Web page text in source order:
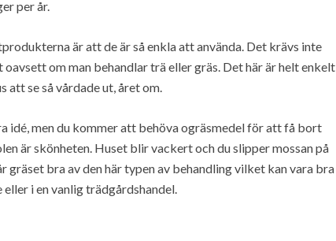
per år.
är att de är så enkla att använda. Det krävs inte
om man behandlar trä eller gräs. Det här är helt enkelt
att se så vårdade ut, året om.
idé, men du kommer att behöva ogräsmedel för att få bort
är skönheten. Huset blir vackert och du slipper mossan på
gräset bra av den här typen av behandling vilket kan vara bra
i en vanlig trädgårdshandel.